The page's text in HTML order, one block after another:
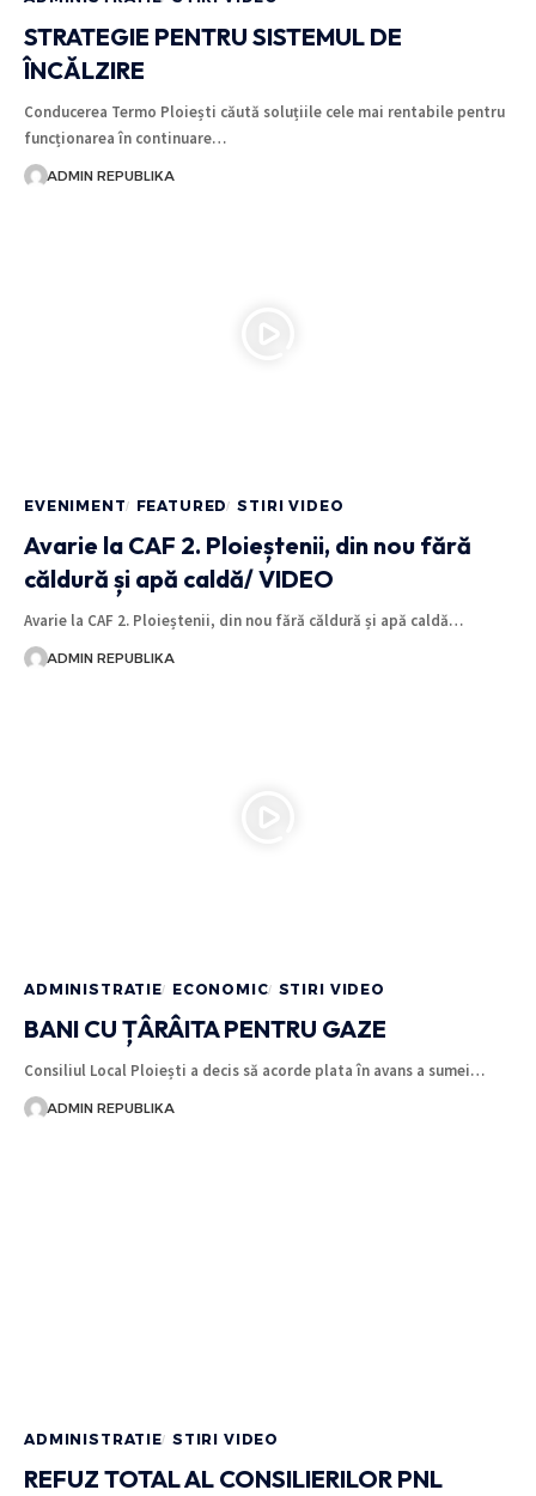
STRATEGIE PENTRU SISTEMUL DE
ÎNCĂLZIRE
Conducerea Termo Ploiești căută soluțiile cele mai rentabile pentru
funcționarea în continuare…
ADMIN REPUBLIKA
EVENIMENT FEATURED STIRI VIDEO
Avarie la CAF 2. Ploieștenii, din nou fără
căldură și apă caldă/ VIDEO
Avarie la CAF 2. Ploieștenii, din nou fără căldură și apă caldă…
ADMIN REPUBLIKA
ADMINISTRATIE ECONOMIC STIRI VIDEO
BANI CU ȚÂRÂITA PENTRU GAZE
Consiliul Local Ploiești a decis să acorde plata în avans a sumei…
ADMIN REPUBLIKA
ADMINISTRATIE STIRI VIDEO
REFUZ TOTAL AL CONSILIERILOR PNL